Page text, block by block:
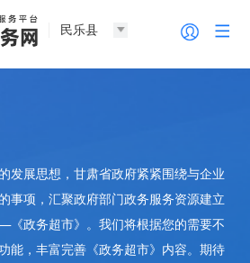
民乐县
发展思想，甘肃省政府紧紧围绕与企业
事项，汇聚政府部门政务服务资源建立
政务超市》。我们将根据您的需要不
能，丰富完善《政务超市》内容。期待